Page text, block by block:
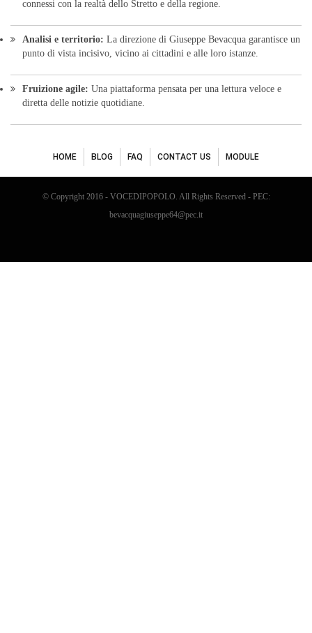
HOME BLOG FAQ CONTACT US
© Copyright 2016 - VOCEDIPOPOLO. All Rights Reserved - PEC: